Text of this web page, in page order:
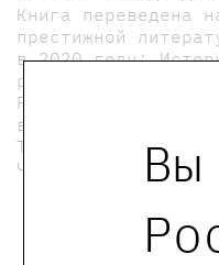
Книга переведена
престижной
в 2020 году;
равнодушными ни
Реалистичный
волшебства;
Тиновицкой.
Читать дальше